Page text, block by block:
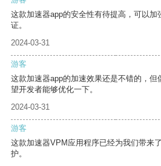
这款加速器app的安全性有待提高，可以
证。
2024-03-31
游客
这款加速器app的加速效果还是不错的，
望开发者能够优化一下。
2024-03-31
游客
这款加速器VPM应用程序已经为我们带来
护。